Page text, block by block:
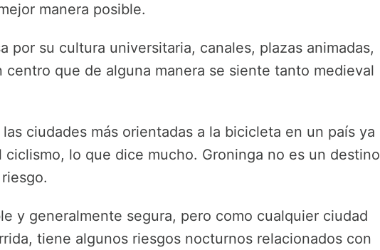
manera posible.
por su cultura universitaria, canales, plazas animadas,
que de alguna manera se siente tanto medieval
ciudades más orientadas a la bicicleta en un país ya
ciclismo, lo que dice mucho. Groninga no es un destino
y generalmente segura, pero como cualquier ciudad
tiene algunos riesgos nocturnos relacionados con